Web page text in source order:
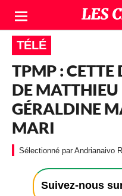
TÉLÉ
TPMP : CETTE
DE
GÉRALDINE
MARI
Andrianaivo
Suivez-nous